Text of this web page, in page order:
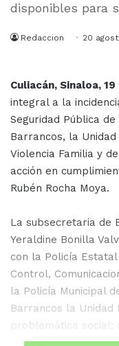
disponibles para
Redaccion 20
Culiacán, Sinaloa,
integral a la
Seguridad Pública
Barrancos, la
Violencia Familia y
acción en
Rubén Rocha Moya.
La subsecretaria de
Yeraldine Bonilla
con la Policía
Control,
la Policía Municipal
Barrancos la
problemática social;
se obtuvieron